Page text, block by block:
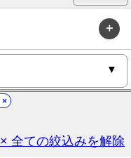
× 全ての絞込みを解除